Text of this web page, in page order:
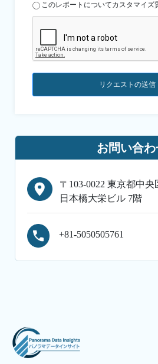
このレポートについてカスタマイズ
リクエストの送信
お問い合
〒103-0022 東京都中
日本橋大栄ビル 7階
+81-5050505761